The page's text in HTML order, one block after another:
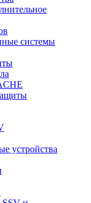
системы
устройства